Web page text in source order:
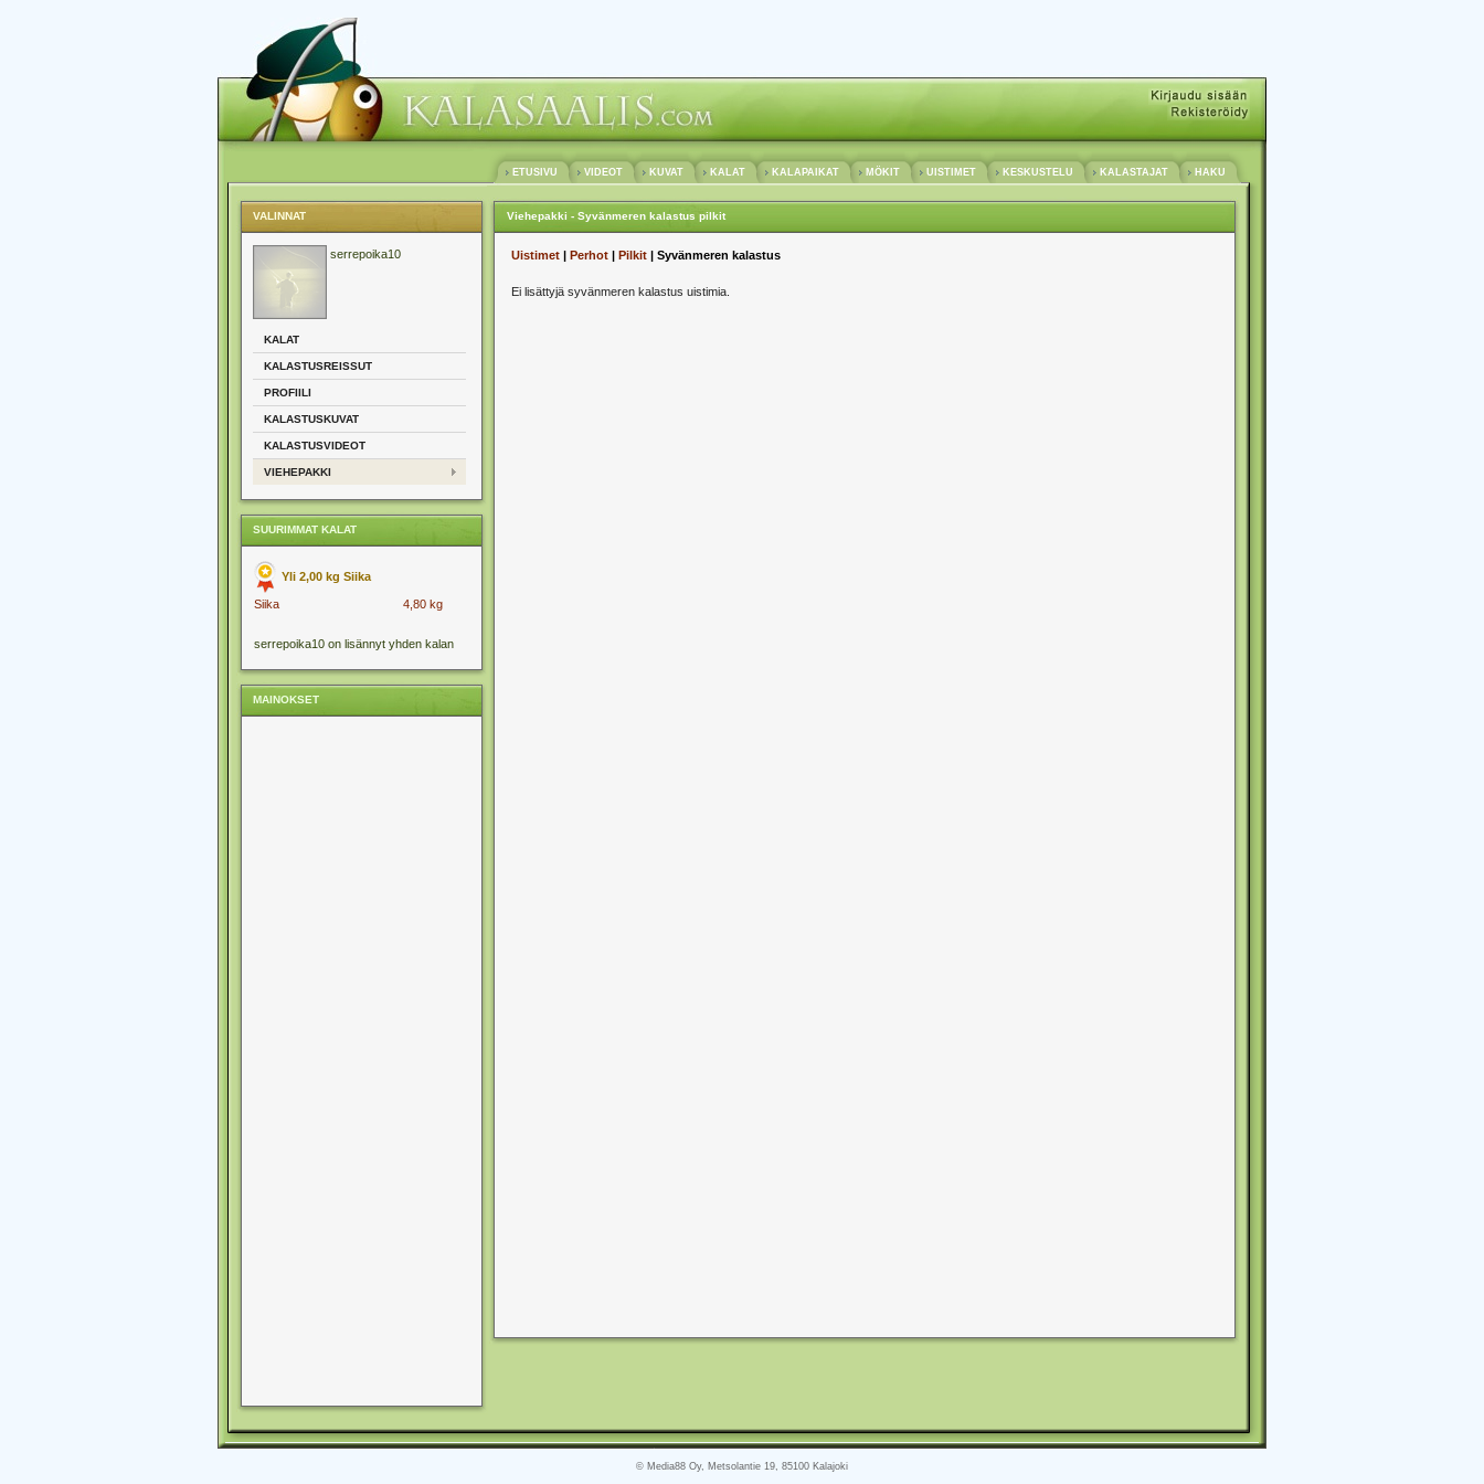
ETUSIVU VIDEOT KUVAT KALAT KALAPAIKAT MÖKIT UISTIMET KESKUSTELU KALASTAJAT HAKU
VALINNAT
serrepoika10
KALAT
KALASTUSREISSUT
PROFIILI
KALASTUSKUVAT
KALASTUSVIDEOT
VIEHEPAKKI
SUURIMMAT KALAT
Yli 2,00 kg Siika
Siika 4,80 kg
serrepoika10 on lisännyt yhden kalan
MAINOKSET
Viehepakki - Syvänmeren kalastus pilkit
Uistimet | Perhot | Pilkit | Syvänmeren kalastus
Ei lisättyjä syvänmeren kalastus uistimia.
© Media88 Oy, Metsolantie 19, 85100 Kalajoki